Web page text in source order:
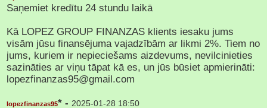
Saņemiet kredītu 24 stundu laikā
Kā LOPEZ GROUP FINANZAS klients iesaku jums
visām jūsu finansējuma vajadzībām ar likmi 2%. Tiem no
jums, kuriem ir nepieciešams aizdevums, nevilcinieties
sazināties ar viņu tāpat kā es, un jūs būsiet apmierināti:
lopezfinanzas95@gmail.com
lopezfinanzas95* - 2025-01-28 18:50